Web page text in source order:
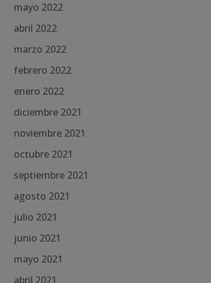
mayo 2022
abril 2022
marzo 2022
febrero 2022
enero 2022
diciembre 2021
noviembre 2021
octubre 2021
septiembre 2021
agosto 2021
julio 2021
junio 2021
mayo 2021
abril 2021